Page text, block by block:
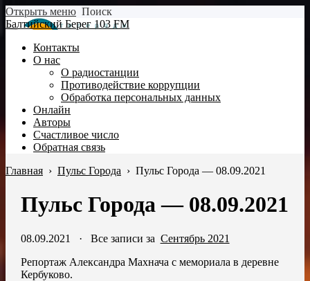
Открыть меню Поиск
Балтийский Берег 103 FM
Контакты
О нас
О радиостанции
Противодействие коррупции
Обработка персональных данных
Онлайн
Авторы
Счастливое число
Обратная связь
Главная › Пульс Города › Пульс Города — 08.09.2021
Пульс Города — 08.09.2021
08.09.2021 · Все записи за Сентябрь 2021
Репортаж Александра Махнача с мемориала в деревне
Кербуково.